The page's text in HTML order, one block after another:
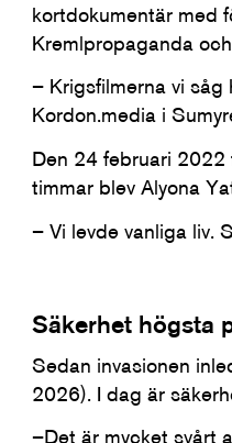
kortdokumentär med
Kremlpropaganda
– Krigsfilmerna vi såg
Kordon.media i
Den 24 februari 2022
timmar blev Alyona
– Vi levde vanliga liv.
Säkerhet högsta
Sedan invasionen
2026). I dag är
–Det är mycket svårt